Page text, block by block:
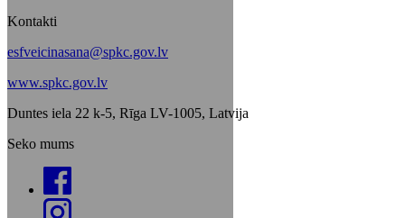
Kontakti
esfveicinasana@spkc.gov.lv
www.spkc.gov.lv
Duntes iela 22 k-5, Rīga LV-1005, Latvija
Seko mums